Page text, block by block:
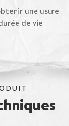
une usure
de vie